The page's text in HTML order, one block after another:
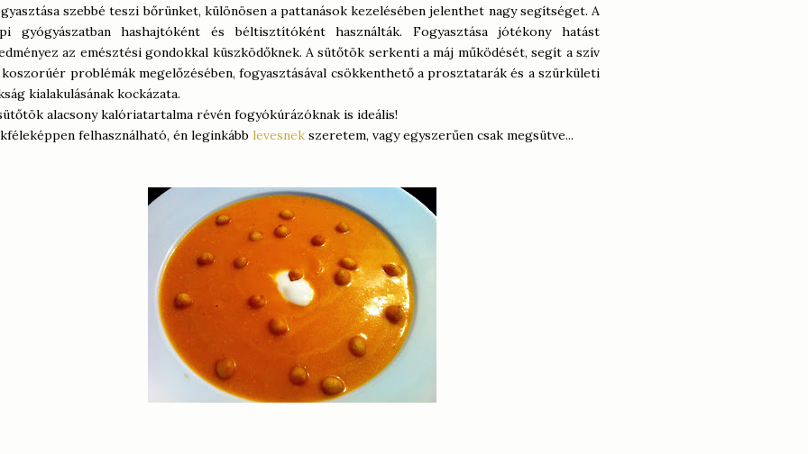
szebbé teszi bőrünket, különösen a pattanások kezelésében jelenthet nagy segítséget. A
gyógyászatban hashajtóként és béltisztítóként használták. Fogyasztása jótékony hatást
az emésztési gondokkal küszködőknek. A sütőtök serkenti a máj működését, segít a szív
koszorúér problémák megelőzésében, fogyasztásával csökkenthető a prosztatarák és a szürkületi
kialakulásának kockázata.
alacsony kalóriatartalma révén fogyókúrázóknak is ideális!
felhasználható, én leginkább levesnek szeretem, vagy egyszerűen csak megsütve...